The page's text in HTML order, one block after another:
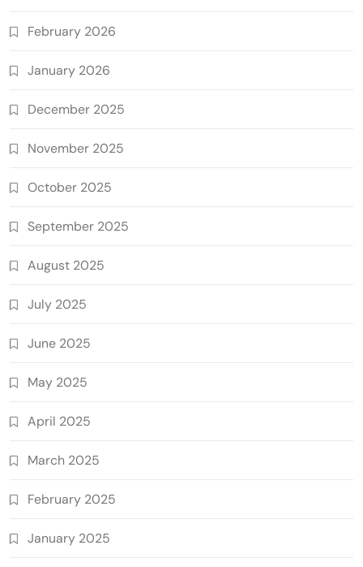
February 2026
January 2026
December 2025
November 2025
October 2025
September 2025
August 2025
July 2025
June 2025
May 2025
April 2025
March 2025
February 2025
January 2025